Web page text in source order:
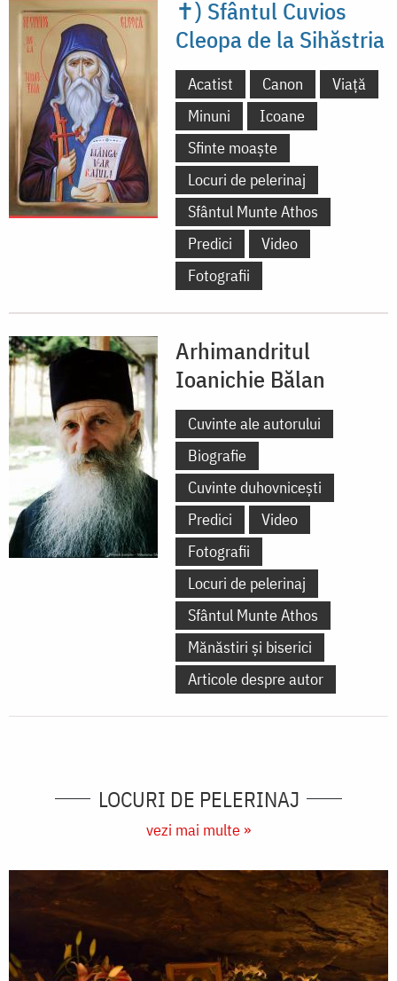
✝) Sfântul Cuvios
Cleopa de la Sihăstria
Acatist Canon
Viață
Minuni
Icoane
Sfinte moaște
Locuri de pelerinaj
Sfântul Munte Athos
Predici
Video
Fotografii
Arhimandritul
Ioanichie Bălan
Cuvinte ale autorului
Biografie
Cuvinte duhovnicești
Predici
Video
Fotografii
Locuri de pelerinaj
Sfântul Munte Athos
Mănăstiri și biserici
Articole despre autor
LOCURI DE PELERINAJ
vezi mai multe »